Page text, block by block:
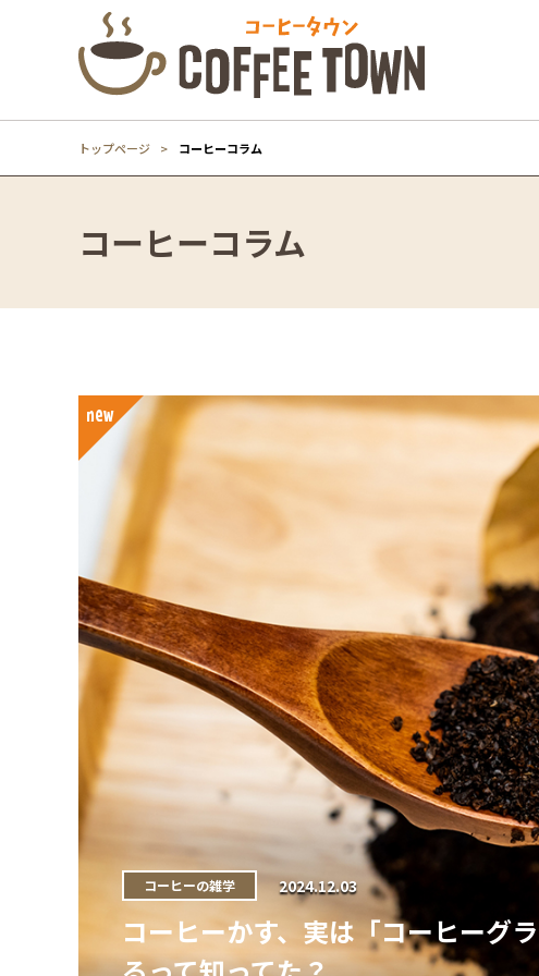
トップページ コーヒーコラム
コーヒーコラム
new
コーヒーの雑学 2024.12.03
コーヒーかす、実は「コーヒーグ